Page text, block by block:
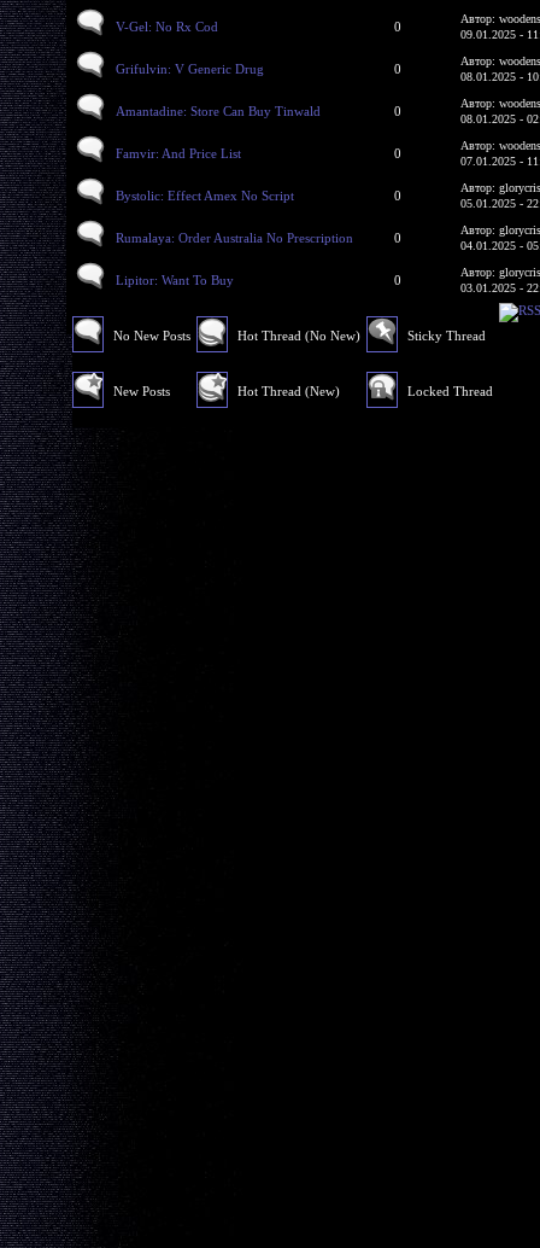
V-Gel: No Rx Cod 0
Автор:
09.01.2025 -
Grifulvin: V Generic Drug 0
Автор:
08.01.2025 -
Amantadine: Store Can Buy Tinwald 0
Автор:
08.01.2025 -
Famvir: And Price List 0
Автор:
07.01.2025 -
Bystolic: Effect Amex No Script 0
Автор:
05.01.2025 -
Rumalaya: Order Australia No Prescription 0
Автор:
04.01.2025 -
Lipitor: Want To Buy 0
Автор:
03.01.2025 -
No New Posts
New Posts
Hot Thread (No New)
Hot Thread (New)
Sticky Thread
Locked Thread